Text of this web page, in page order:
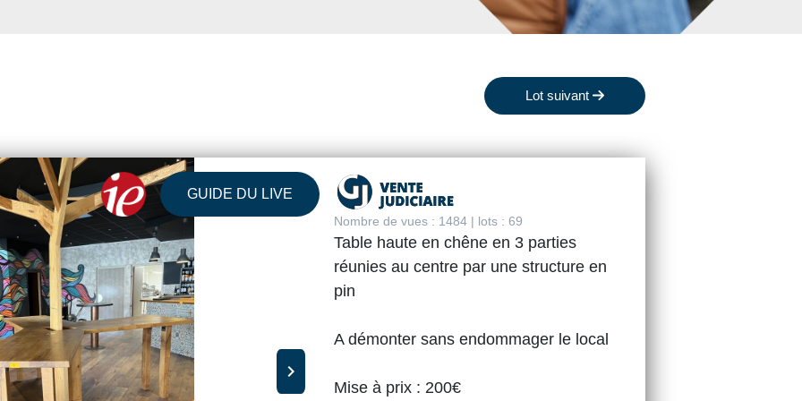
Lot suivant
chevron_right
GUIDE DU LIVE
Nombre de vues : 1484 | lots : 69
Table haute en chêne en 3 parties
réunies au centre par une structure en
pin
A démonter sans endommager le local
Mise à prix : 200€